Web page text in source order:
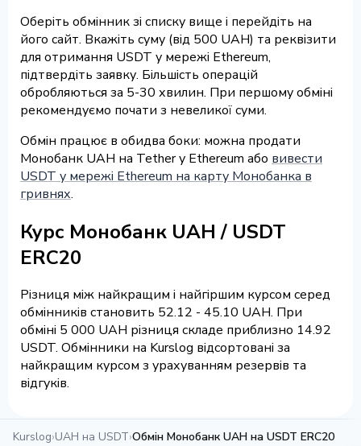
Оберіть обмінник зі списку вище і перейдіть на
його сайт. Вкажіть суму (від 500 UAH) та реквізити
для отримання USDT у мережі Ethereum,
підтвердіть заявку. Більшість операцій
обробляються за 5-30 хвилин. При першому обміні
рекомендуємо почати з невеликої суми.
Обмін працює в обидва боки: можна продати
Монобанк UAH на Tether у Ethereum або вивести
USDT у мережі Ethereum на карту Монобанка в
гривнях.
Курс Монобанк UAH / USDT
ERC20
Різниця між найкращим і найгіршим курсом серед
обмінників становить 52.12 - 45.10 UAH. При
обміні 5 000 UAH різниця складе приблизно 14.92
USDT. Обмінники на Kurslog відсортовані за
найкращим курсом з урахуванням резервів та
відгуків.
Kurslog›UAH на USDT›Обмін Монобанк UAH на USDT ERC20